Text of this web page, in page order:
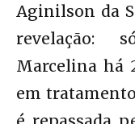
Aginilson da
revelação:
Marcelina há
em